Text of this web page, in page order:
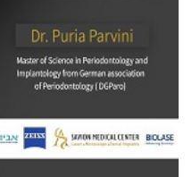
Liquid Handling
Plasticware
Reagents & Kits